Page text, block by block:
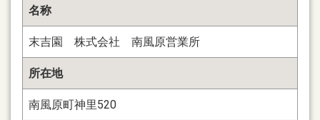
名称
末吉園 株式会社 南風原営業所
所在地
南風原町神里520